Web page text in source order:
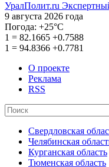
УралПолит.ru
9 августа 2026 года
Погода: +25°С
1 = 82.1665 +0.7588
1 = 94.8366 +0.7781
О проекте
Реклама
RSS
Свердловская
Челябинская
Курганская область
Тюменская область